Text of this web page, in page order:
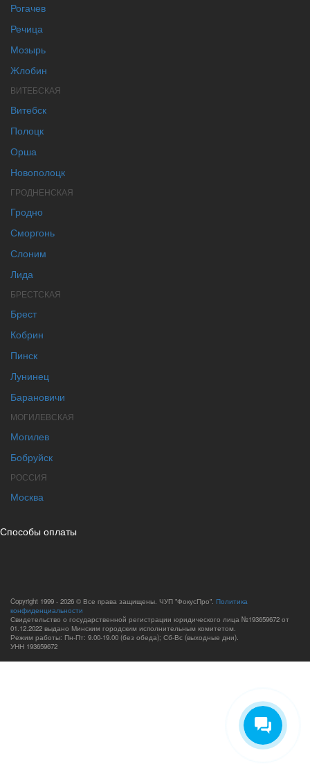
Рогачев
Речица
Мозырь
Жлобин
ВИТЕБСКАЯ
Витебск
Полоцк
Орша
Новополоцк
ГРОДНЕНСКАЯ
Гродно
Сморгонь
Слоним
Лида
БРЕСТСКАЯ
Брест
Кобрин
Пинск
Лунинец
Барановичи
МОГИЛЕВСКАЯ
Могилев
Бобруйск
РОССИЯ
Москва
Способы оплаты
Copyright 1999 - 2026 © Все права защищены. ЧУП "ФокусПро". Политика
конфиденциальности
Свидетельство о государственной регистрации юридического лица №193659672 от
01.12.2022 выдано Минским городским исполнительным комитетом.
Режим работы: Пн-Пт: 9.00-19.00 (без обеда); Сб-Вс (выходные дни).
УНН 193659672